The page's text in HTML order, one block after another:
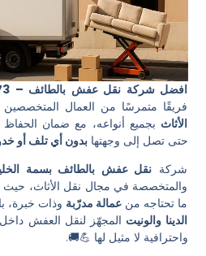
افضل شركة نقل عفش بالطائف – 0532467173
فريقًا متمرسًا من العمال المتخصصين
الأثاثبجميع أنواعه، مع ضمان
حتى تصل إلى وجهتهابدون أي تلف أو
شركةنقل عفش بالطائف بسمة الخليج
والمتخصصة في مجال نقل الأثاث، حيث
ما تحتاجه منعمالة مدرّبةوذات خبرة،
الدينا والونيتالمجهّز لنقل العفش داخل
واحترافية لا مثيل لها 💪🚚.